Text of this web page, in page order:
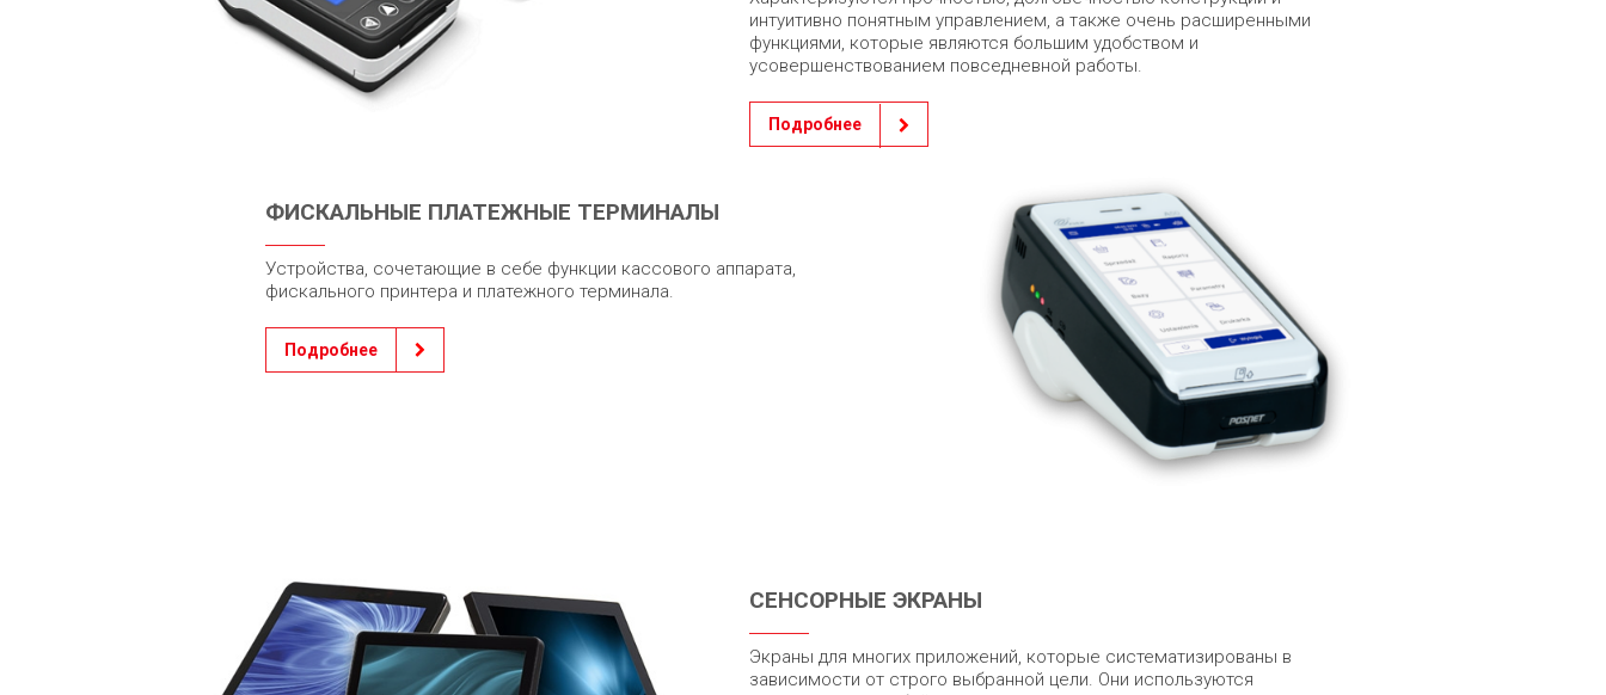
интуитивно понятным управлением, а также очень расширенными
функциями, которые являются большим удобством и
усовершенствованием повседневной работы.
Подробнее
ФИСКАЛЬНЫЕ ПЛАТЕЖНЫЕ ТЕРМИНАЛЫ
Устройства, сочетающие в себе функции кассового аппарата,
фискального принтера и платежного терминала.
Подробнее
СЕНСОРНЫЕ ЭКРАНЫ
Экраны для многих приложений, которые систематизированы в
зависимости от строго выбранной цели. Они используются